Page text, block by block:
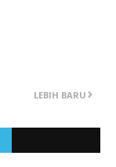
LEBIH BARU